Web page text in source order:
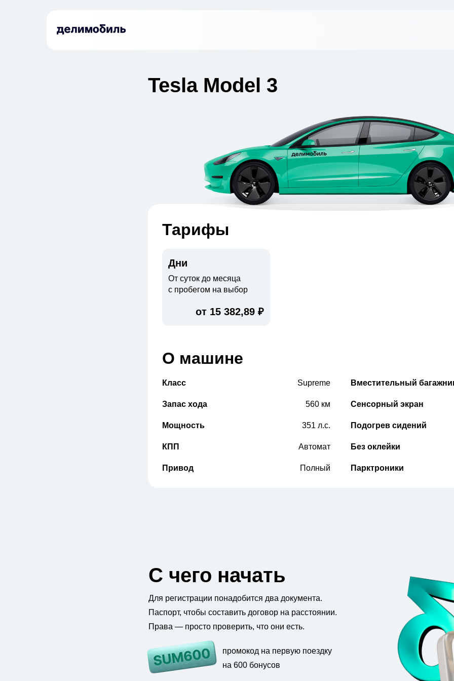
Tesla Model 3
Тарифы
Дни
От суток до месяца
с пробегом на выбор
от 15 382,89 ₽
О машине
Класс
Запас хода
Мощность
КПП
Привод
Вместительный
Сенсорный экран
Подогрев сидений
Без оклейки
Парктроники
Supreme
560 км
351 л.с.
Автомат
Полный
С чего начать
Для регистрации понадобится два документа.
Паспорт, чтобы составить договор на расстоянии.
Права — просто проверить, что они есть.
промокод на первую поездку
на 600 бонусов